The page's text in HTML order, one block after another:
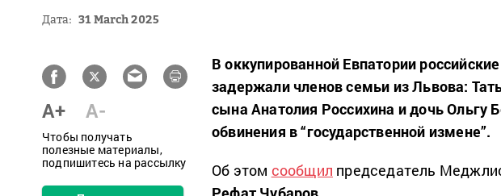
Дата: 31 March 2025
A+ A-
Чтобы получать
полезные материалы,
подпишитесь на рассылку
В оккупированной Евпатории
задержали членов семьи из Львова:
сына Анатолия Россихина и дочь Ольгу
обвинения в “государственной измене”.
Об этом сообщил председатель